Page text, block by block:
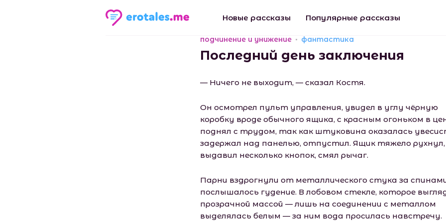
Новые рассказы Популярные рассказы
подчинение и унижение фантастика
Последний день заключения
— Ничего не выходит, — сказал Костя.
Он осмотрел пульт управления, увидел в углу чёрную
коробку вроде обычного ящика, с красным огоньком в
поднял с трудом, так как штуковина оказалась
задержал над панелью, отпустил. Ящик тяжело рухнул,
выдавил несколько кнопок, смял рычаг.
Парни вздрогнули от металлического стука за
послышалось гудение. В лобовом стекле, которое
прозрачной массой — лишь на соединении с металлом
выделялась белым — за ним вода просилась навстречу.